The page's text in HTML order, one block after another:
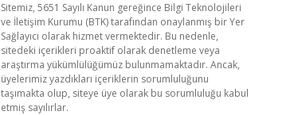
Sitemiz, 5651 Sayılı Kanun gereğince Bilgi Teknolojileri
ve İletişim Kurumu (BTK) tarafından onaylanmış bir Yer
Sağlayıcı olarak hizmet vermektedir. Bu nedenle,
sitedeki içerikleri proaktif olarak denetleme veya
araştırma yükümlülüğümüz bulunmamaktadır. Ancak,
üyelerimiz yazdıkları içeriklerin sorumluluğunu
taşımakta olup, siteye üye olarak bu sorumluluğu kabul
etmiş sayılırlar.